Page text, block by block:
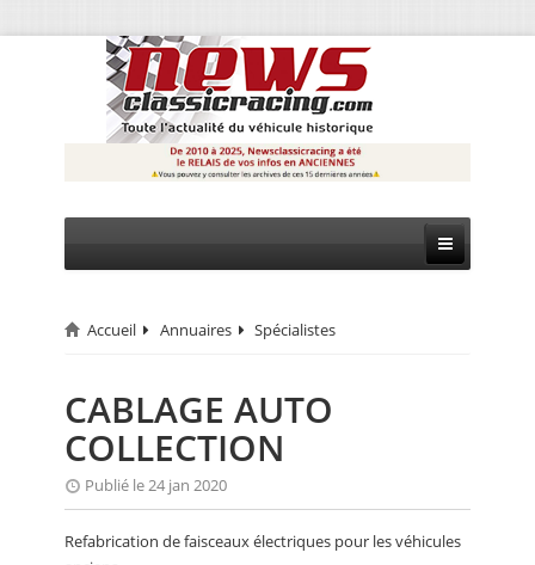
CIRCUIT
RALLYE
MONTAGNE
EVÈNEMENTS
CALENDRIER
Accueil Annuaires Spécialistes
CABLAGE AUTO
COLLECTION
Publié le 24 jan 2020
Refabrication de faisceaux électriques pour les véhicules